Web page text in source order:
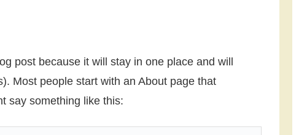
post because it will stay in one place and will
Most people start with an About page that
say something like this: